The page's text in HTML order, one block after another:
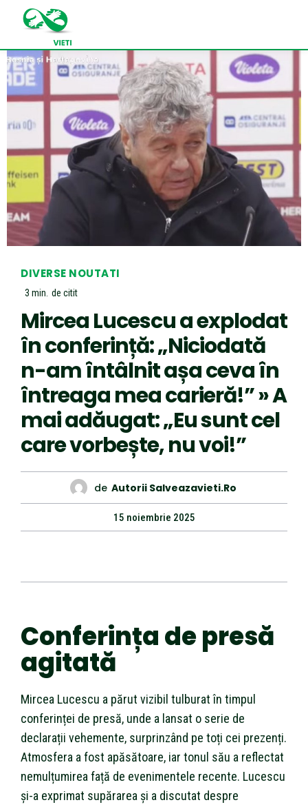
DIVERSE NOUTATI
3 min. de citit
Mircea Lucescu a explodat
în conferință: „Niciodată
n-am întâlnit așa ceva în
întreaga mea carieră!” » A
mai adăugat: „Eu sunt cel
care vorbește, nu voi!”
de Autorii Salveazavieti.ro
15 noiembrie 2025
Conferința de presă
agitată
Mircea Lucescu a părut vizibil tulburat în timpul
conferinței de presă, unde a lansat o serie de
declarații vehemente, surprinzând pe toți cei prezenți.
Atmosfera a fost apăsătoare, iar tonul său a reflectat
nemulțumirea față de evenimentele recente. Lucescu
și-a exprimat supărarea și a discutat despre